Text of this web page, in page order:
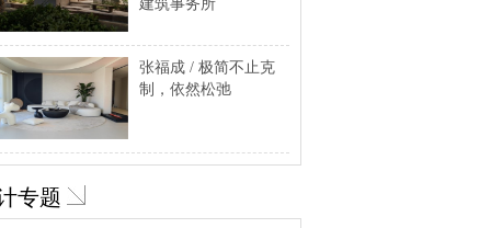
建筑事务所
张福成 / 极简不止克
制，依然松弛
专题